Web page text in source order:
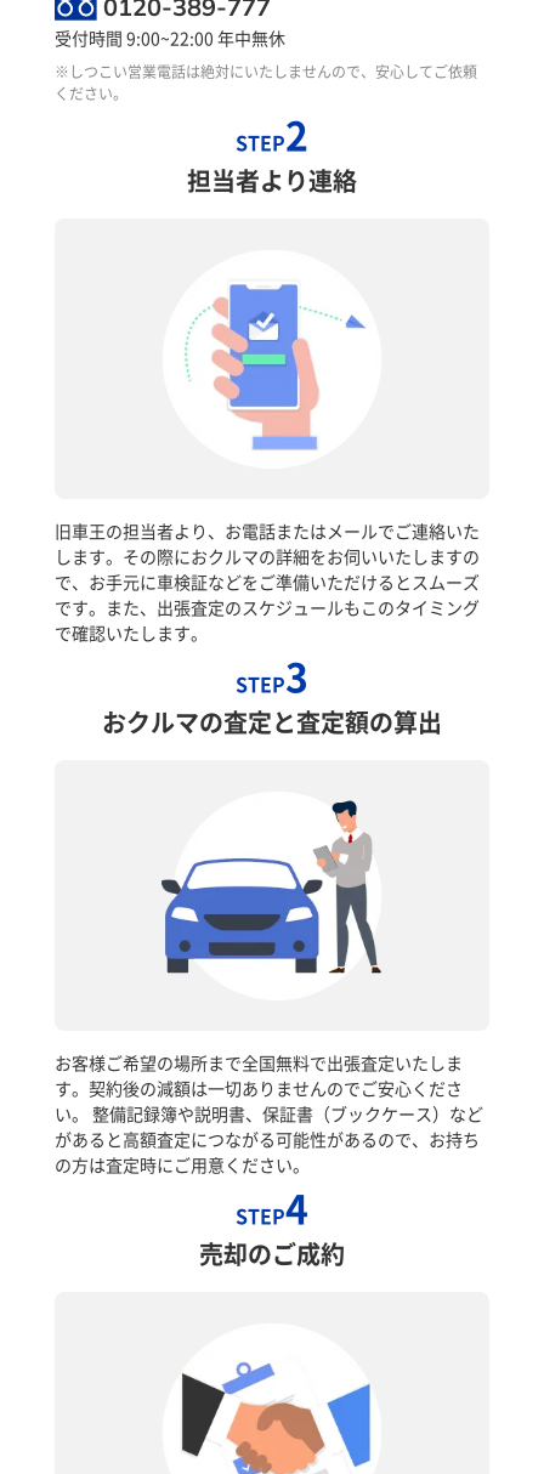
0120-389-777
受付時間 9:00~22:00 年中無休
※しつこい営業電話は絶対にいたしませんので、安心してご依頼
ください。
STEP2
担当者より連絡
旧車王の担当者より、お電話またはメールでご連絡いた
します。その際におクルマの詳細をお伺いいたしますの
で、お手元に車検証などをご準備いただけるとスムーズ
です。また、出張査定のスケジュールもこのタイミング
で確認いたします。
STEP3
おクルマの査定と査定額の算出
お客様ご希望の場所まで全国無料で出張査定いたしま
す。契約後の減額は一切ありませんのでご安心くださ
い。 整備記録簿や説明書、保証書（ブックケース）など
があると高額査定につながる可能性があるので、お持ち
の方は査定時にご用意ください。
STEP4
売却のご成約